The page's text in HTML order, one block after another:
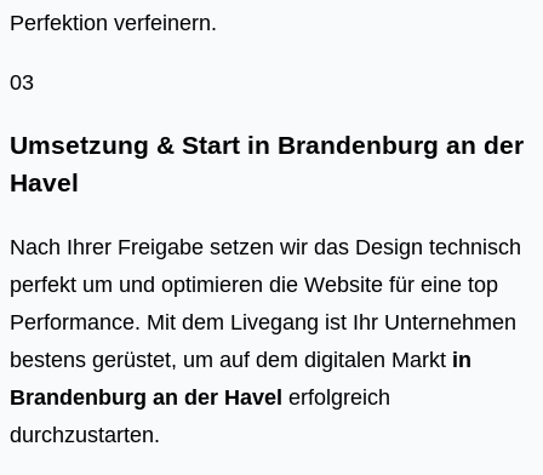
Perfektion verfeinern.
03
Umsetzung & Start in Brandenburg an der
Havel
Nach Ihrer Freigabe setzen wir das Design technisch
perfekt um und optimieren die Website für eine top
Performance. Mit dem Livegang ist Ihr Unternehmen
bestens gerüstet, um auf dem digitalen Markt in
Brandenburg an der Havel erfolgreich
durchzustarten.